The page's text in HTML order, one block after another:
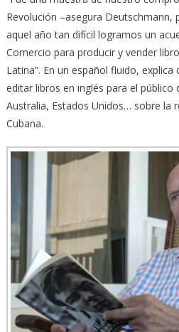
Revolución –asegura Deutschmann,
aquel año tan difícil logramos un
Comercio para producir y vender
Latina”. En un español fluido,
editar libros en inglés para el público
Australia, Estados Unidos… sobre la
Cubana.